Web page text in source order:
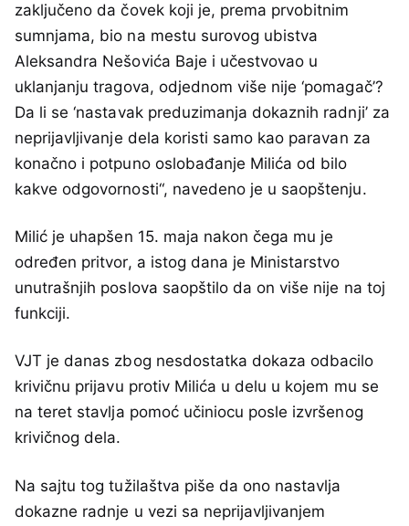
zaključeno da čovek koji je, prema prvobitnim
sumnjama, bio na mestu surovog ubistva
Aleksandra Nešovića Baje i učestvovao u
uklanjanju tragova, odjednom više nije ‘pomagač’?
Da li se ‘nastavak preduzimanja dokaznih radnji’ za
neprijavljivanje dela koristi samo kao paravan za
konačno i potpuno oslobađanje Milića od bilo
kakve odgovornosti“, navedeno je u saopštenju.
Milić je uhapšen 15. maja nakon čega mu je
određen pritvor, a istog dana je Ministarstvo
unutrašnjih poslova saopštilo da on više nije na toj
funkciji.
VJT je danas zbog nesdostatka dokaza odbacilo
krivičnu prijavu protiv Milića u delu u kojem mu se
na teret stavlja pomoć učiniocu posle izvršenog
krivičnog dela.
Na sajtu tog tužilaštva piše da ono nastavlja
dokazne radnje u vezi sa neprijavljivanjem